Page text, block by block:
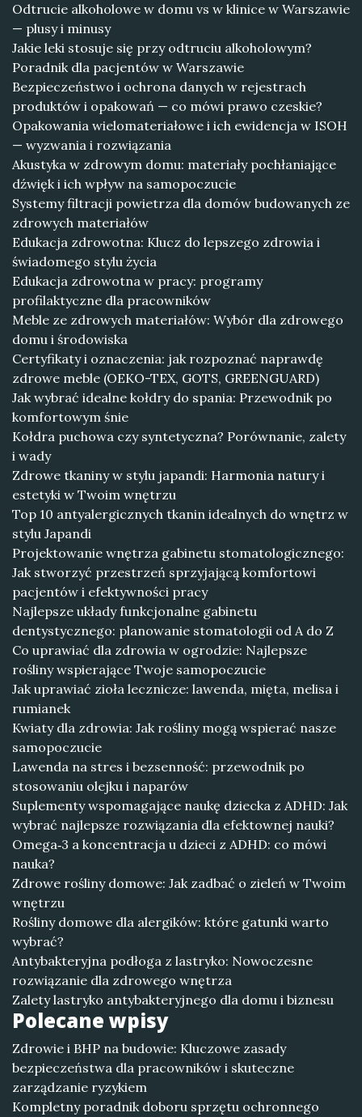
Odtrucie alkoholowe w domu vs w klinice w Warszawie
— plusy i minusy
Jakie leki stosuje się przy odtruciu alkoholowym?
Poradnik dla pacjentów w Warszawie
Bezpieczeństwo i ochrona danych w rejestrach
produktów i opakowań — co mówi prawo czeskie?
Opakowania wielomateriałowe i ich ewidencja w ISOH
— wyzwania i rozwiązania
Akustyka w zdrowym domu: materiały pochłaniające
dźwięk i ich wpływ na samopoczucie
Systemy filtracji powietrza dla domów budowanych ze
zdrowych materiałów
Edukacja zdrowotna: Klucz do lepszego zdrowia i
świadomego stylu życia
Edukacja zdrowotna w pracy: programy
profilaktyczne dla pracowników
Meble ze zdrowych materiałów: Wybór dla zdrowego
domu i środowiska
Certyfikaty i oznaczenia: jak rozpoznać naprawdę
zdrowe meble (OEKO-TEX, GOTS, GREENGUARD)
Jak wybrać idealne kołdry do spania: Przewodnik po
komfortowym śnie
Kołdra puchowa czy syntetyczna? Porównanie, zalety
i wady
Zdrowe tkaniny w stylu japandi: Harmonia natury i
estetyki w Twoim wnętrzu
Top 10 antyalergicznych tkanin idealnych do wnętrz w
stylu Japandi
Projektowanie wnętrza gabinetu stomatologicznego:
Jak stworzyć przestrzeń sprzyjającą komfortowi
pacjentów i efektywności pracy
Najlepsze układy funkcjonalne gabinetu
dentystycznego: planowanie stomatologii od A do Z
Co uprawiać dla zdrowia w ogrodzie: Najlepsze
rośliny wspierające Twoje samopoczucie
Jak uprawiać zioła lecznicze: lawenda, mięta, melisa i
rumianek
Kwiaty dla zdrowia: Jak rośliny mogą wspierać nasze
samopoczucie
Lawenda na stres i bezsenność: przewodnik po
stosowaniu olejku i naparów
Suplementy wspomagające naukę dziecka z ADHD: Jak
wybrać najlepsze rozwiązania dla efektownej nauki?
Omega‑3 a koncentracja u dzieci z ADHD: co mówi
nauka?
Zdrowe rośliny domowe: Jak zadbać o zieleń w Twoim
wnętrzu
Rośliny domowe dla alergików: które gatunki warto
wybrać?
Antybakteryjna podłoga z lastryko: Nowoczesne
rozwiązanie dla zdrowego wnętrza
Zalety lastryko antybakteryjnego dla domu i biznesu
Polecane wpisy
Zdrowie i BHP na budowie: Kluczowe zasady
bezpieczeństwa dla pracowników i skuteczne
zarządzanie ryzykiem
Kompletny poradnik doboru sprzętu ochronnego